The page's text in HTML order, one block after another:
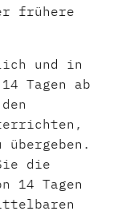
frühere
und in
Tagen ab
übergeben.
die
14 Tagen